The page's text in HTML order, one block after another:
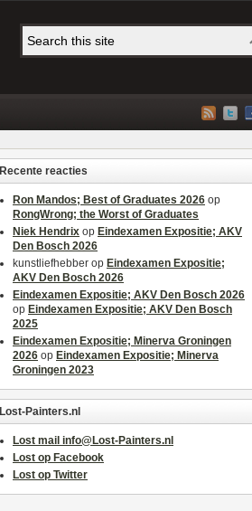
Recente reacties
Ron Mandos; Best of Graduates 2026 op
RongWrong; the Worst of Graduates
Niek Hendrix op Eindexamen Expositie; AKV
Den Bosch 2026
kunstliefhebber op Eindexamen Expositie;
AKV Den Bosch 2026
Eindexamen Expositie; AKV Den Bosch 2026
op Eindexamen Expositie; AKV Den Bosch
2025
Eindexamen Expositie; Minerva Groningen
2026 op Eindexamen Expositie; Minerva
Groningen 2023
Lost-Painters.nl
Lost mail info@Lost-Painters.nl
Lost op Facebook
Lost op Twitter